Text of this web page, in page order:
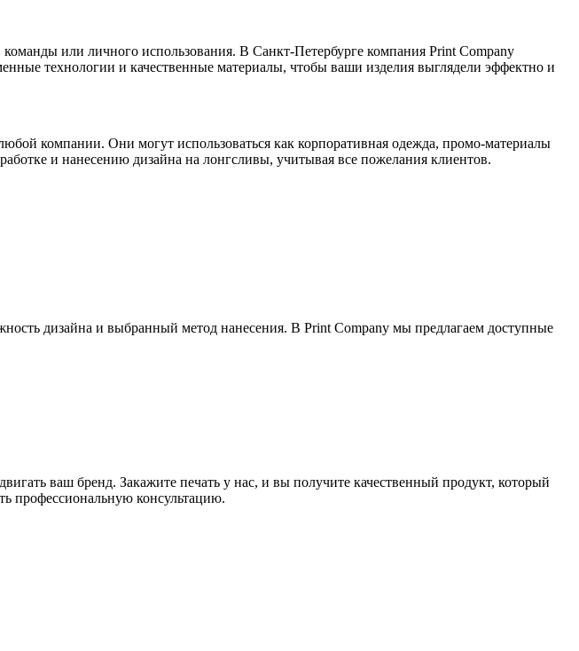
или личного использования. В Санкт-Петербурге компания Print Company
технологии и качественные материалы, чтобы ваши изделия выглядели эффектно и
компании. Они могут использоваться как корпоративная одежда, промо-материалы
и нанесению дизайна на лонгсливы, учитывая все пожелания клиентов.
дизайна и выбранный метод нанесения. В Print Company мы предлагаем доступные
ваш бренд. Закажите печать у нас, и вы получите качественный продукт, который
профессиональную консультацию.